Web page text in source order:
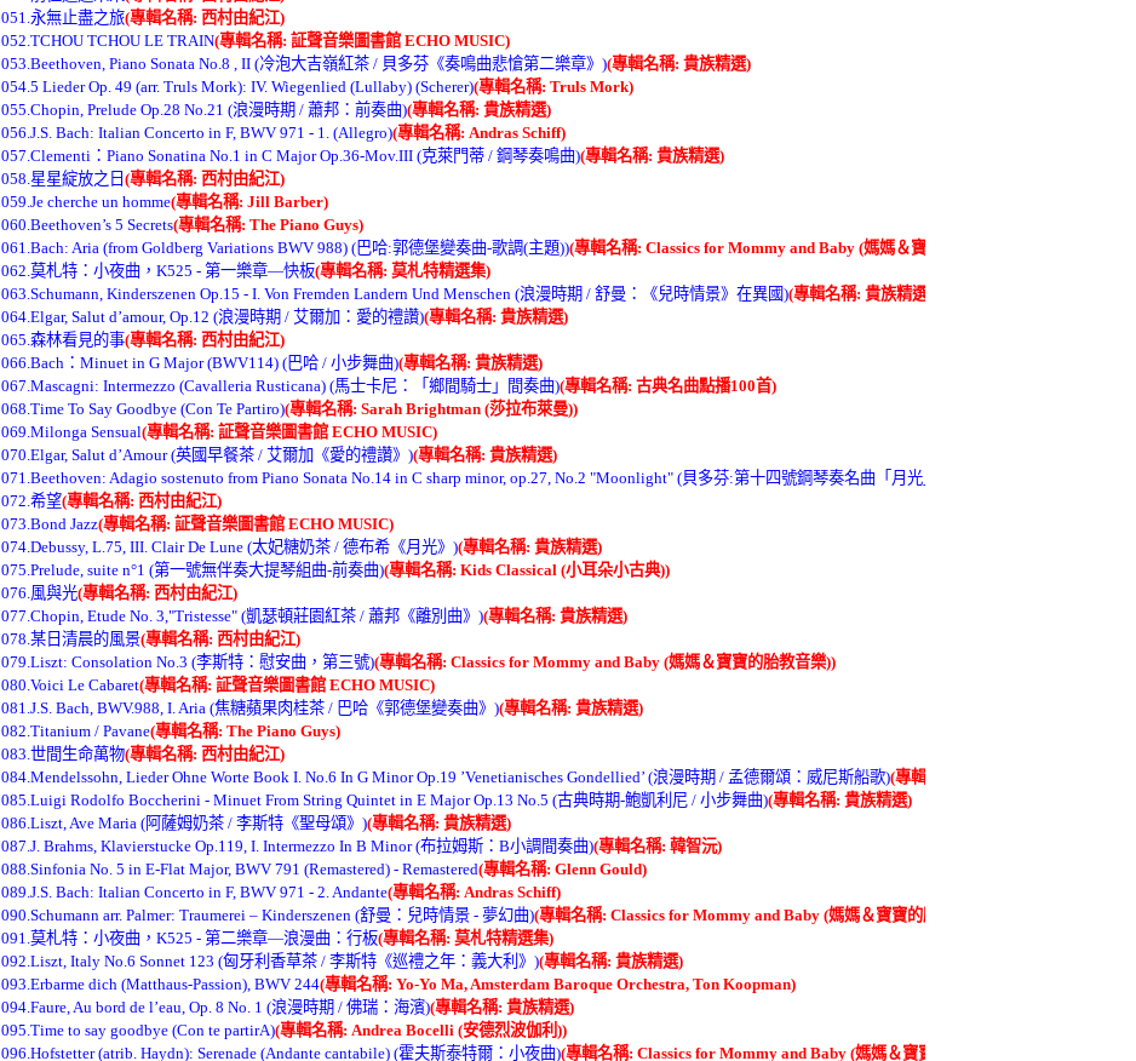
051.永無止盡之旅(專輯名稱: 西村由紀江)
052.TCHOU TCHOU LE TRAIN(專輯名稱: 証聲音樂圖書館 ECHO MUSIC)
053.Beethoven, Piano Sonata No.8 , II (冷泡大吉嶺紅茶 / 貝多芬《奏鳴曲悲愴第二樂章》)(專輯名稱: 貴族精選)
054.5 Lieder Op. 49 (arr. Truls Mork): IV. Wiegenlied (Lullaby) (Scherer)(專輯名稱: Truls Mork)
055.Chopin, Prelude Op.28 No.21 (浪漫時期 / 蕭邦：前奏曲)(專輯名稱: 貴族精選)
056.J.S. Bach: Italian Concerto in F, BWV 971 - 1. (Allegro)(專輯名稱: Andras Schiff)
057.Clementi：Piano Sonatina No.1 in C Major Op.36-Mov.III (克萊門蒂 / 鋼琴奏鳴曲)(專輯名稱: 貴族精選)
058.星星綻放之日 (專輯名稱: 西村由紀江)
059.Je cherche un homme(專輯名稱: Jill Barber)
060.Beethoven’s 5 Secrets(專輯名稱: The Piano Guys)
061.Bach: Aria (from Goldberg Variations BWV 988) (巴哈:郭德堡變奏曲-歌調(主題))(專輯名稱: Classics for Mommy and Baby (媽媽＆寶寶的胎教音樂))
062.莫札特：小夜曲，K525 - 第一樂章—快板(專輯名稱: 莫札特精選集)
063.Schumann, Kinderszenen Op.15 - I. Von Fremden Landern Und Menschen (浪漫時期 / 舒曼：《兒時情景》在異國)(專輯名稱: 貴族精選)
064.Elgar, Salut d’amour, Op.12 (浪漫時期 / 艾爾加：愛的禮讚)(專輯名稱: 貴族精選)
065.森林看見的事(專輯名稱: 西村由紀江)
066.Bach：Minuet in G Major (BWV114) (巴哈 / 小步舞曲)(專輯名稱: 貴族精選)
067.Mascagni: Intermezzo (Cavalleria Rusticana) (馬士卡尼：「鄉間騎士」間奏曲)(專輯名稱: 古典名曲點播100首)
068.Time To Say Goodbye (Con Te Partiro)(專輯名稱: Sarah Brightman (莎拉布萊曼))
069.Milonga Sensual(專輯名稱: 証聲音樂圖書館 ECHO MUSIC)
070.Elgar, Salut d’Amour (英國早餐茶 / 艾爾加《愛的禮讚》)(專輯名稱: 貴族精選)
071.Beethoven: Adagio sostenuto from Piano Sonata No.14 in C sharp minor, op.27, No.2 "Moonlight" (貝多芬:第十四號鋼琴奏名曲「月光」-持續的慢板)
072.希望(專輯名稱: 西村由紀江)
073.Bond Jazz(專輯名稱: 証聲音樂圖書館 ECHO MUSIC)
074.Debussy, L.75, III. Clair De Lune (太妃糖奶茶 / 德布希《月光》)(專輯名稱: 貴族精選)
075.Prelude, suite n°1 (第一號無伴奏大提琴組曲-前奏曲)(專輯名稱: Kids Classical (小耳朵小古典))
076.風與光(專輯名稱: 西村由紀江)
077.Chopin, Etude No. 3,"Tristesse" (凱瑟頓莊園紅茶 / 蕭邦《離別曲》)(專輯名稱: 貴族精選)
078.某日清晨的風景(專輯名稱: 西村由紀江)
079.Liszt: Consolation No.3 (李斯特：慰安曲，第三號)(專輯名稱: Classics for Mommy and Baby (媽媽＆寶寶的胎教音樂))
080.Voici Le Cabaret(專輯名稱: 証聲音樂圖書館 ECHO MUSIC)
081.J.S. Bach, BWV.988, I. Aria (焦糖蘋果肉桂茶 / 巴哈《郭德堡變奏曲》)(專輯名稱: 貴族精選)
082.Titanium / Pavane(專輯名稱: The Piano Guys)
083.世間生命萬物(專輯名稱: 西村由紀江)
084.Mendelssohn, Lieder Ohne Worte Book I. No.6 In G Minor Op.19 ’Venetianisches Gondellied’ (浪漫時期 / 孟德爾頌：威尼斯船歌)(專輯名稱: 貴族精選)
085.Luigi Rodolfo Boccherini - Minuet From String Quintet in E Major Op.13 No.5 (古典時期-鮑凱利尼 / 小步舞曲)(專輯名稱: 貴族精選)
086.Liszt, Ave Maria (阿薩姆奶茶 / 李斯特《聖母頌》)(專輯名稱: 貴族精選)
087.J. Brahms, Klavierstucke Op.119, I. Intermezzo In B Minor (布拉姆斯：B小調間奏曲)(專輯名稱: 韓智沅)
088.Sinfonia No. 5 in E-Flat Major, BWV 791 (Remastered) - Remastered(專輯名稱: Glenn Gould)
089.J.S. Bach: Italian Concerto in F, BWV 971 - 2. Andante(專輯名稱: Andras Schiff)
090.Schumann arr. Palmer: Traumerei – Kinderszenen (舒曼：兒時情景 - 夢幻曲)(專輯名稱: Classics for Mommy and Baby (媽媽＆寶寶的胎教音樂))
091.莫札特：小夜曲，K525 - 第二樂章—浪漫曲：行板(專輯名稱: 莫札特精選集)
092.Liszt, Italy No.6 Sonnet 123 (匈牙利香草茶 / 李斯特《巡禮之年：義大利》)(專輯名稱: 貴族精選)
093.Erbarme dich (Matthaus-Passion), BWV 244(專輯名稱: Yo-Yo Ma, Amsterdam Baroque Orchestra, Ton Koopman)
094.Faure, Au bord de l’eau, Op. 8 No. 1 (浪漫時期 / 佛瑞：海濱)(專輯名稱: 貴族精選)
095.Time to say goodbye (Con te partirA)(專輯名稱: Andrea Bocelli (安德烈波伽利))
096.Hofstetter (atrib. Haydn): Serenade (Andante cantabile) (霍夫斯泰特爾：小夜曲)(專輯名稱: Classics for Mommy and Baby (媽媽＆寶寶的胎教音樂))